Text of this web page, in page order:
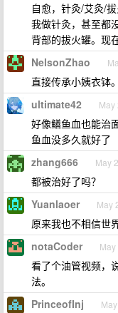
自愈，针灸/艾灸/
我做针灸，甚至都
背部的拔火罐。现
NelsonZhao
直接传承小姨衣钵。
ultimate42 May
好像鳝鱼血也能治
鱼血没多久就好了
zhang666 May
都被治好了吗？
Yuanlaoer May
原来我也不相信世
notaCoder
看了个油管视频，
法。
PrinceofInj